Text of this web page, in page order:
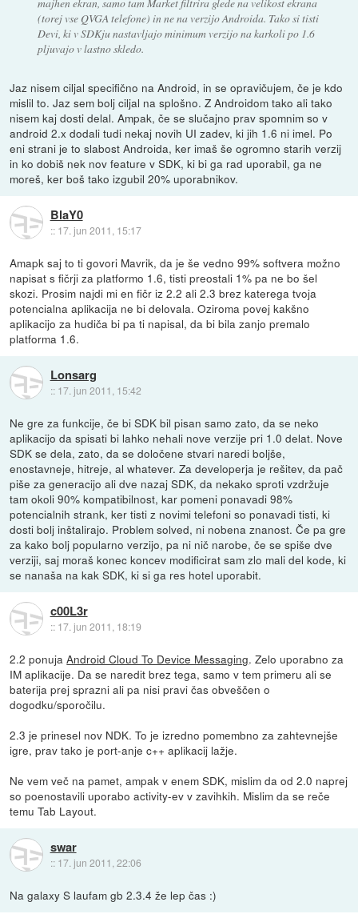
(torej vse QVGA telefone) in ne na verzijo Androida. Tako si tisti
Devi, ki v SDKju nastavljajo minimum verzijo na karkoli po 1.6
pljuvajo v lastno skledo.
Jaz nisem ciljal specifično na Android, in se opravičujem, če je kdo
mislil to. Jaz sem bolj ciljal na splošno. Z Androidom tako ali tako
nisem kaj dosti delal. Ampak, če se slučajno prav spomnim so v
android 2.x dodali tudi nekaj novih UI zadev, ki jih 1.6 ni imel. Po
eni strani je to slabost Androida, ker imaš še ogromno starih verzij
in ko dobiš nek nov feature v SDK, ki bi ga rad uporabil, ga ne
moreš, ker boš tako izgubil 20% uporabnikov.
BlaY0
:: 17. jun 2011, 15:17
Amapk saj to ti govori Mavrik, da je še vedno 99% softvera možno
napisat s fičrji za platformo 1.6, tisti preostali 1% pa ne bo šel
skozi. Prosim najdi mi en fičr iz 2.2 ali 2.3 brez katerega tvoja
potencialna aplikacija ne bi delovala. Oziroma povej kakšno
aplikacijo za hudiča bi pa ti napisal, da bi bila zanjo premalo
platforma 1.6.
Lonsarg
:: 17. jun 2011, 15:42
Ne gre za funkcije, če bi SDK bil pisan samo zato, da se neko
aplikacijo da spisati bi lahko nehali nove verzije pri 1.0 delat. Nove
SDK se dela, zato, da se določene stvari naredi boljše,
enostavneje, hitreje, al whatever. Za developerja je rešitev, da pač
piše za generacijo ali dve nazaj SDK, da nekako sproti vzdržuje
tam okoli 90% kompatibilnost, kar pomeni ponavadi 98%
potencialnih strank, ker tisti z novimi telefoni so ponavadi tisti, ki
dosti bolj inštalirajo. Problem solved, ni nobena znanost. Če pa gre
za kako bolj popularno verzijo, pa ni nič narobe, če se spiše dve
verziji, saj moraš konec koncev modificirat sam zlo mali del kode, ki
se nanaša na kak SDK, ki si ga res hotel uporabit.
c00L3r
:: 17. jun 2011, 18:19
2.2 ponujaAndroid Cloud To Device Messaging. Zelo uporabno za
IM aplikacije. Da se naredit brez tega, samo v tem primeru ali se
baterija prej sprazni ali pa nisi pravi čas obveščen o
dogodku/sporočilu.
2.3 je prinesel nov NDK. To je izredno pomembno za zahtevnejše
igre, prav tako je port-anje c++ aplikacij lažje.
Ne vem več na pamet, ampak v enem SDK, mislim da od 2.0 naprej
so poenostavili uporabo activity-ev v zavihkih. Mislim da se reče
temu Tab Layout.
swar
:: 17. jun 2011, 22:06
Na galaxy S laufam gb 2.3.4 že lep čas :)